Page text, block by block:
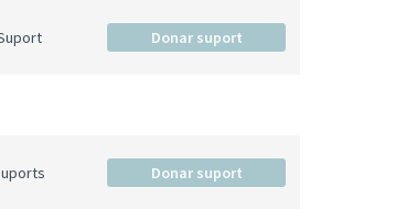
Suport Donar suport
Suports Donar suport